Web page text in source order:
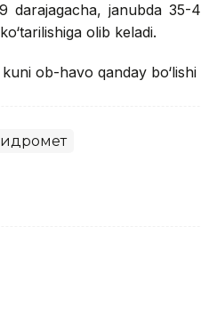
darajagacha, janubda 35-
olib keladi.
ob-havo qanday bo‘lishi